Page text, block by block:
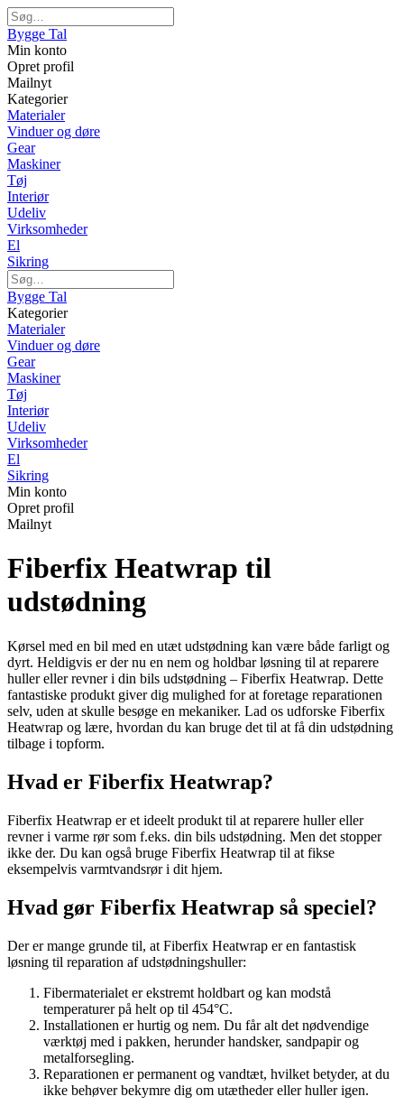
Bygge Tal
Min konto
Opret profil
Mailnyt
Kategorier
Materialer
Vinduer og døre
Gear
Maskiner
Tøj
Interiør
Udeliv
Virksomheder
El
Sikring
Bygge Tal
Kategorier
Materialer
Vinduer og døre
Gear
Maskiner
Tøj
Interiør
Udeliv
Virksomheder
El
Sikring
Min konto
Opret profil
Mailnyt
Fiberfix Heatwrap til
udstødning
Kørsel med en bil med en utæt udstødning kan være både farligt og
dyrt. Heldigvis er der nu en nem og holdbar løsning til at reparere
huller eller revner i din bils udstødning – Fiberfix Heatwrap. Dette
fantastiske produkt giver dig mulighed for at foretage reparationen
selv, uden at skulle besøge en mekaniker. Lad os udforske Fiberfix
Heatwrap og lære, hvordan du kan bruge det til at få din udstødning
tilbage i topform.
Hvad er Fiberfix Heatwrap?
Fiberfix Heatwrap er et ideelt produkt til at reparere huller eller
revner i varme rør som f.eks. din bils udstødning. Men det stopper
ikke der. Du kan også bruge Fiberfix Heatwrap til at fikse
eksempelvis varmtvandsrør i dit hjem.
Hvad gør Fiberfix Heatwrap så speciel?
Der er mange grunde til, at Fiberfix Heatwrap er en fantastisk
løsning til reparation af udstødningshuller:
Fibermaterialet er ekstremt holdbart og kan modstå
temperaturer på helt op til 454°C.
Installationen er hurtig og nem. Du får alt det nødvendige
værktøj med i pakken, herunder handsker, sandpapir og
metalforsegling.
Reparationen er permanent og vandtæt, hvilket betyder, at du
ikke behøver bekymre dig om utætheder eller huller igen.